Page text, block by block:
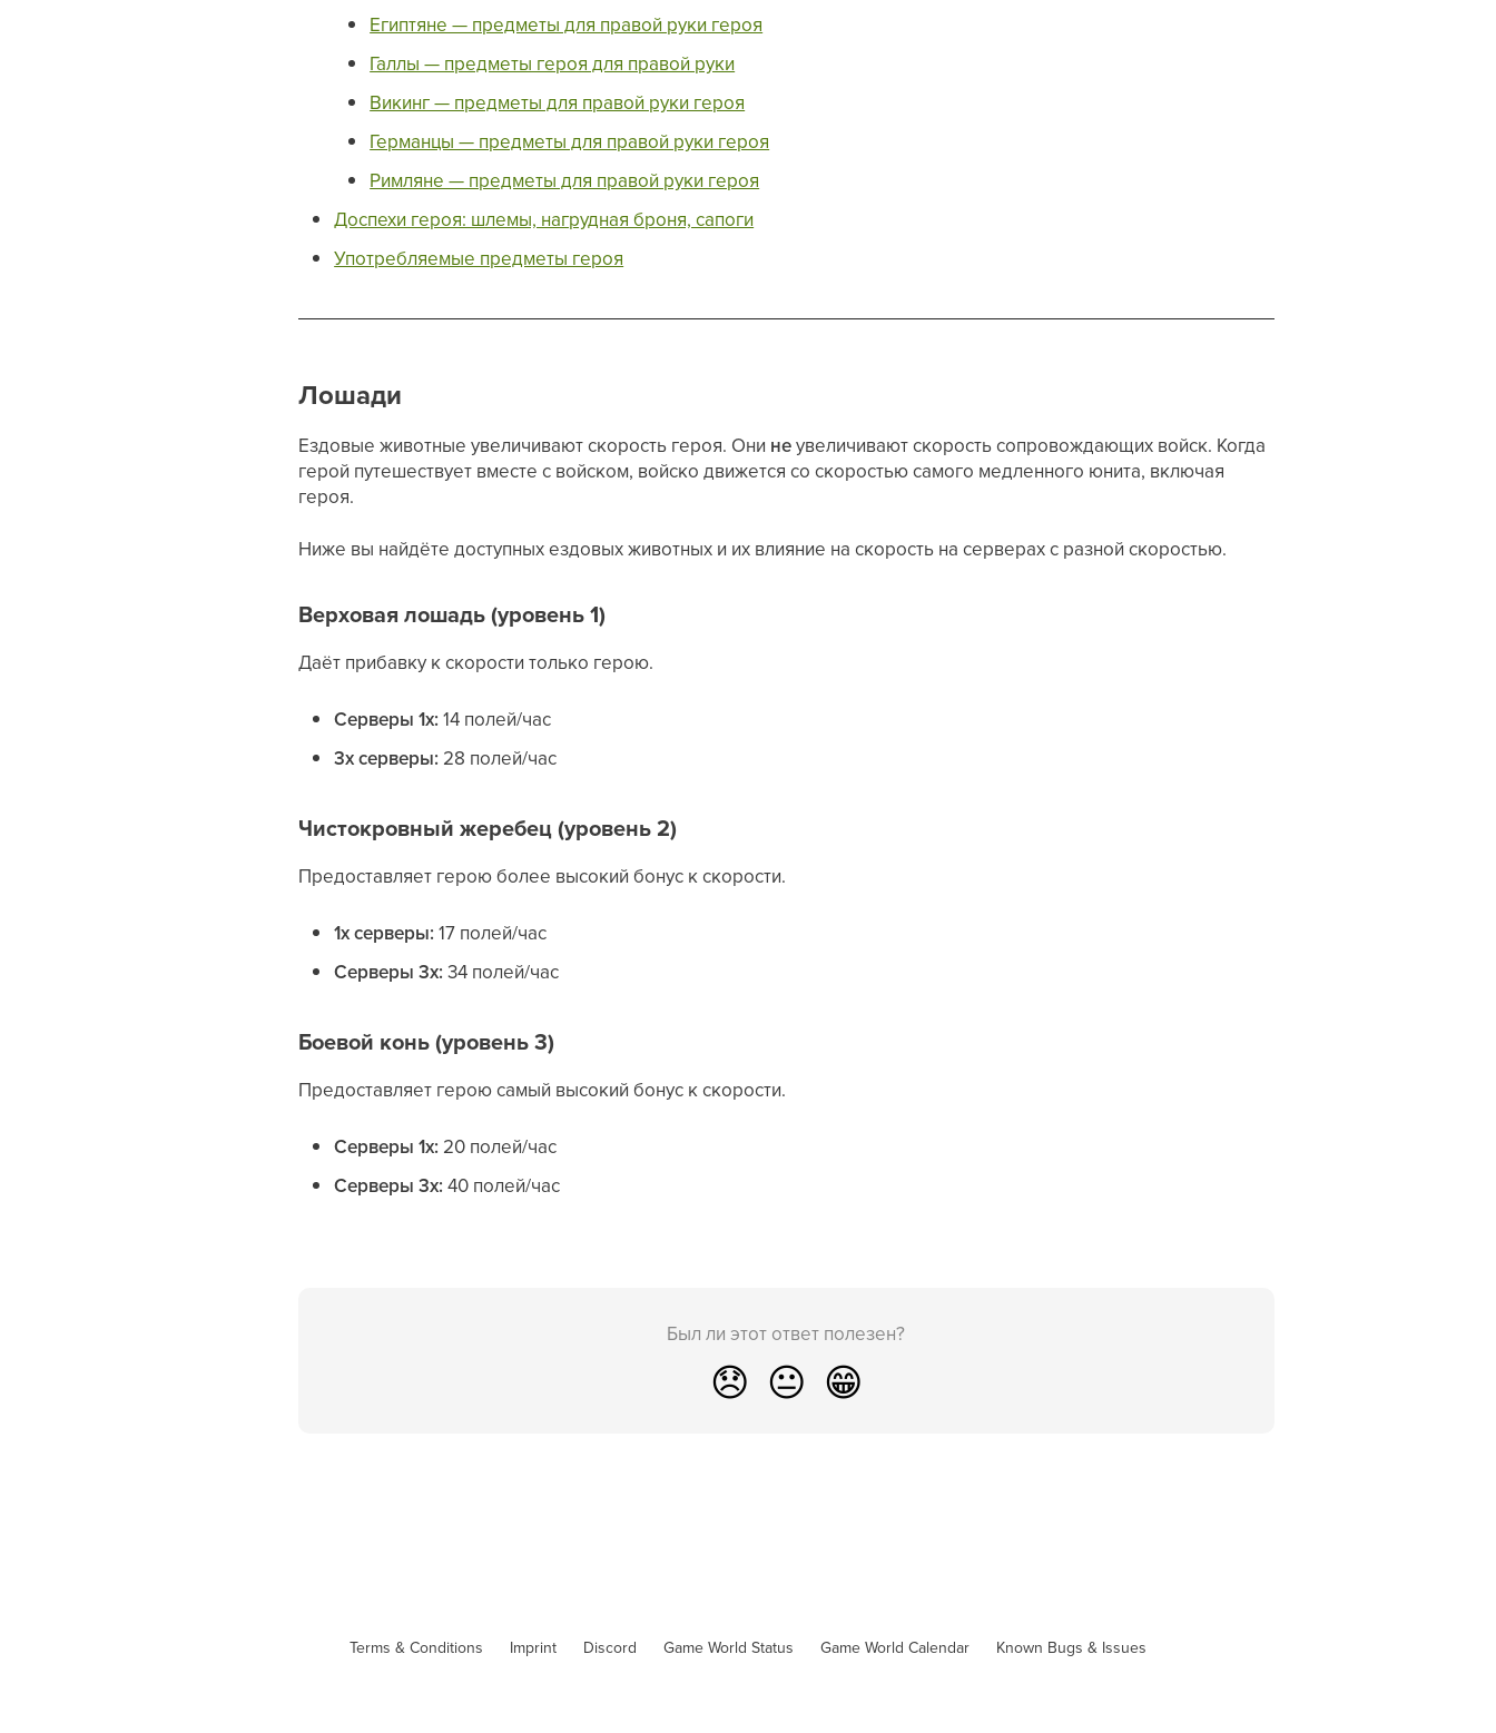
Египтяне — предметы для правой руки героя
Галлы — предметы героя для правой руки
Викинг — предметы для правой руки героя
Германцы — предметы для правой руки героя
Римляне — предметы для правой руки героя
Доспехи героя: шлемы, нагрудная броня, сапоги
Употребляемые предметы героя
Лошади
Ездовые животные увеличивают скорость героя. Они неувеличивают скорость сопровождающих войск. Когда
герой путешествует вместе с войском, войско движется со скоростью самого медленного юнита, включая
героя.
Ниже вы найдёте доступных ездовых животных и их влияние на скорость на серверах с разной скоростью.
Верховая лошадь (уровень 1)
Даёт прибавку к скорости только герою.
Серверы 1x: 14 полей/час
3x серверы: 28 полей/час
Чистокровный жеребец (уровень 2)
Предоставляет герою более высокий бонус к скорости.
1x серверы: 17 полей/час
Серверы 3x: 34 полей/час
Боевой конь (уровень 3)
Предоставляет герою самый высокий бонус к скорости.
Серверы 1x: 20 полей/час
Серверы 3x: 40 полей/час
Был ли этот ответ полезен?
😞 😐 😁
Terms & Conditions Imprint Discord Game World Status Game World Calendar Known Bugs & Issues